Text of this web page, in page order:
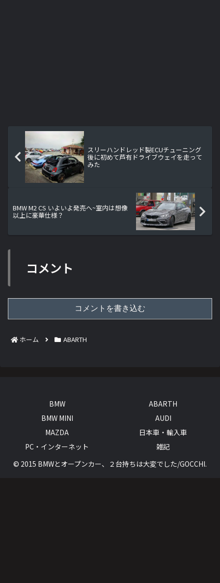
スリーハンドレッド製ECUチューニング
後に初めて芦有ドライブウェイを走って
みた
BMW M2 CS いよいよ発売へ~室内は想像
以上に豪華仕様？
コメント
コメントを書き込む
ホーム ABARTH
BMW
ABARTH
BMW MINI
AUDI
MAZDA
日本車・輸入車
PC・インターネット
雑記
© 2015 BMWとオープンカー、２台持ちは大変でした/GOCCHI.